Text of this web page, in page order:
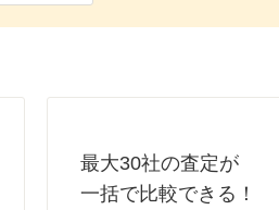
最大30社の査定が
一括で比較できる！